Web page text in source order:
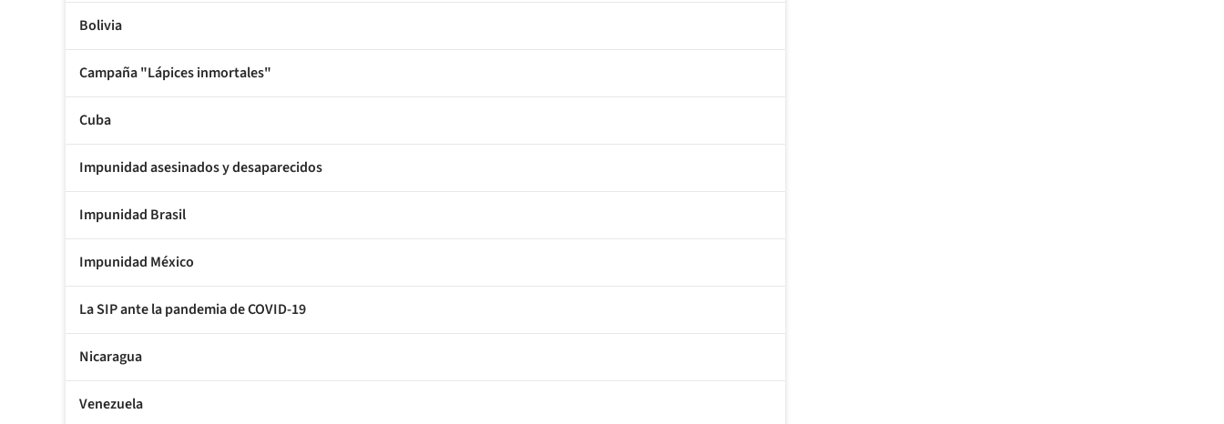
Bolivia
Campaña "Lápices inmortales"
Cuba
Impunidad asesinados y desaparecidos
Impunidad Brasil
Impunidad México
La SIP ante la pandemia de COVID-19
Nicaragua
Venezuela